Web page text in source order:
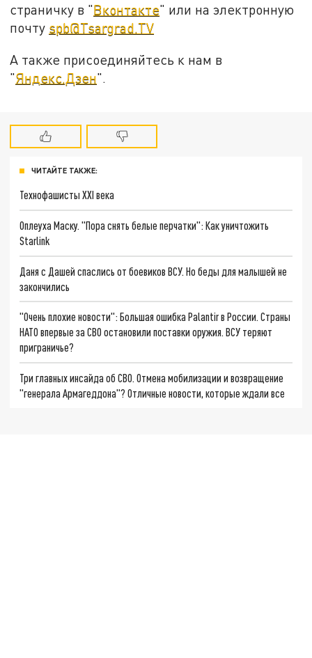
страничку в "Вконтакте" или на электронную
почту spb@Tsargrad.TV
А также присоединяйтесь к нам в
"Яндекс.Дзен".
ЧИТАЙТЕ ТАКЖЕ:
Технофашисты XXI века
Оплеуха Маску. "Пора снять белые перчатки": Как уничтожить
Starlink
Даня с Дашей спаслись от боевиков ВСУ. Но беды для малышей не
закончились
"Очень плохие новости": Большая ошибка Palantir в России. Страны
НАТО впервые за СВО остановили поставки оружия. ВСУ теряют
приграничье?
Три главных инсайда об СВО. Отмена мобилизации и возвращение
"генерала Армагеддона"? Отличные новости, которые ждали все